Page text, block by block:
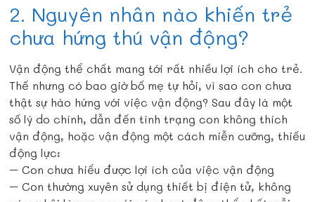
2. Nguyên nhân nào khiến trẻ
chưa hứng thú vận động?
Vận động thể chất mang tới rất nhiều lợi ích cho trẻ.
Thế nhưng có bao giờ bố mẹ tự hỏi, vì sao con chưa
thật sự hào hứng với việc vận động? Sau đây là một
số lý do chính, dẫn đến tình trạng con không thích
vận động, hoặc vận động một cách miễn cưỡng, thiếu
động lực:
– Con chưa hiểu được lợi ích của việc vận động
– Con thường xuyên sử dụng thiết bị điện tử, không